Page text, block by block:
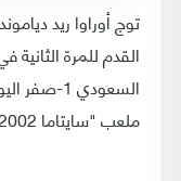
توج أوراوا ريد
القدم للمرة
السعودي
ملعب "سايتاما 2002".